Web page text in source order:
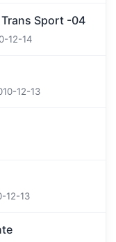
Sport -04
12-14
12-13
12-13